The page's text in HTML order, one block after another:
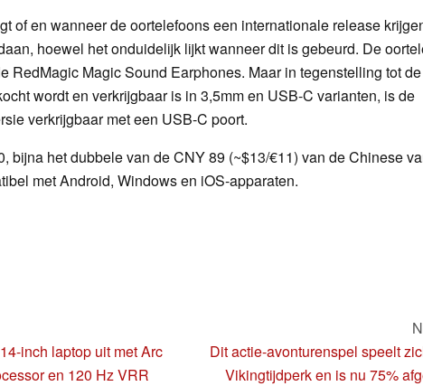
of en wanneer de oortelefoons een internationale release
hoewel het onduidelijk lijkt wanneer dit is gebeurd. De
RedMagic Magic Sound Earphones. Maar in tegenstelling tot
wordt en verkrijgbaar is in 3,5mm en USB-C varianten, is de
verkrijgbaar met een USB-C poort.
bijna het dubbele van de CNY 89 (~$13/€11) van de Chinese
met Android, Windows en iOS-apparaten.
inch laptop uit met Arc
en 120 Hz VRR
Dit actie-avonturenspel speelt
Vikingtijdperk en is nu 75%